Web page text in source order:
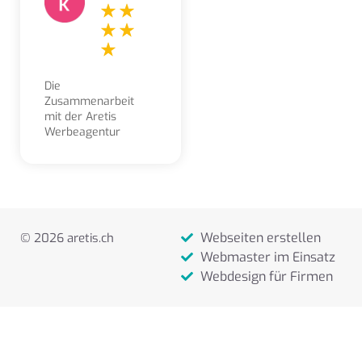
Die
Zusammenarbeit
mit der Aretis
Werbeagentur
Gestaltungsarbeiten
© 2026 aretis.ch
Webseiten erstellen
Webmaster im Einsatz
Webdesign für Firmen